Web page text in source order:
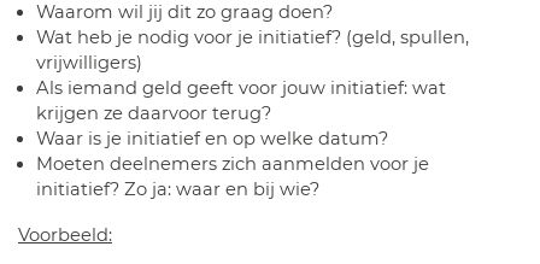
Waarom wil jij dit zo graag doen?
Wat heb je nodig voor je initiatief? (geld, spullen,
vrijwilligers)
Als iemand geld geeft voor jouw initiatief: wat
krijgen ze daarvoor terug?
Waar is je initiatief en op welke datum?
Moeten deelnemers zich aanmelden voor je
initiatief? Zo ja: waar en bij wie?
Voorbeeld: